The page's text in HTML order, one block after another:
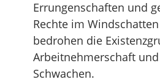
Errungenschaften und
Rechte im
bedrohen die
Arbeitnehmerschaft
Schwachen.